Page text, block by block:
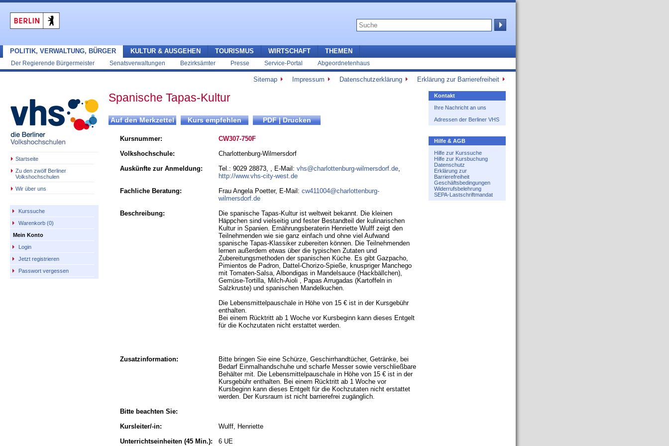
POLITIK, VERWALTUNG, BÜRGER
Der Regierende Bürgermeister Senatsverwaltungen Bezirksämter Presse Service-Portal Abgeordnetenhaus
KULTUR & AUSGEHEN TOURISMUS WIRTSCHAFT THEMEN
Sitemap Impressum Datenschutzerklärung Erklärung zur Barrierefreiheit
Startseite
Zu den zwölf Berliner
Volkshochschulen
Wir über uns
Kurssuche
Warenkorb (0)
Mein Konto
Login
Jetzt registrieren
Passwort vergessen
Kontakt
Ihre Nachricht an uns
Adressen der Berliner VHS
Hilfe & AGB
Hilfe zur Kurssuche
Hilfe zur Kursbuchung
Datenschutz
Erklärung zur
Barrierefreiheit
Geschäftsbedingungen
Widerrufsbelehrung
SEPA-Lastschriftmandat
Spanische Tapas-Kultur
Kursnummer:
CW307-750F
Volkshochschule:
Charlottenburg-Wilmersdorf
Auskünfte zur Anmeldung:
Tel.: 9029 28873, , E-Mail: vhs@charlottenburg-wilmersdorf.de,
http://www.vhs-city-west.de
Fachliche Beratung:
Frau Angela Poetter, E-Mail: cw411004@charlottenburg-
wilmersdorf.de
Beschreibung:
Die spanische Tapas-Kultur ist weltweit bekannt. Die kleinen
Häppchen sind vielseitig und fester Bestandteil der kulinarischen
Kultur in Spanien. Ernährungsberaterin Henriette Wulff zeigt den
Teilnehmenden wie sie ganz einfach und ohne viel Aufwand
spanische Tapas-Klassiker zubereiten können. Die Teilnehmenden
lernen außerdem etwas über die typischen Zutaten und
Zubereitungsmethoden der spanischen Küche. Es gibt Gazpacho,
Pimientos de Padron, Dattel-Chorizo-Spieße, knuspriger Manchego
mit Tomaten-Salsa, Albondigas in Mandelsauce (Hackbällchen),
Gemüse-Tortilla, Milch-Aioli , Papas Arrugadas (Kartoffeln in
Salzkruste) und spanischen Mandelkuchen.
Die Lebensmittelpauschale in Höhe von 15 € ist in der Kursgebühr
enthalten.
Bei einem Rücktritt ab 1 Woche vor Kursbeginn kann dieses Entgelt
für die Kochzutaten nicht erstattet werden.
Zusatzinformation:
Bitte bringen Sie eine Schürze, Geschirrhandtücher, Getränke, bei
Bedarf Einmalhandschuhe und scharfe Messer sowie verschließbare
Behälter mit. Die Lebensmittelpauschale in Höhe von 15 € ist in der
Kursgebühr enthalten. Bei einem Rücktritt ab 1 Woche vor
Kursbeginn kann dieses Entgelt für die Kochzutaten nicht erstattet
werden. Der Kursraum ist nicht barrierefrei zugänglich.
Bitte beachten Sie:
Kursleiter/-in:
Wulff, Henriette
Unterrichtseinheiten (45 Min.): 6 UE